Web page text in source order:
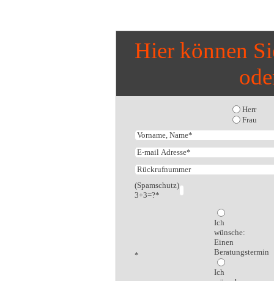
Hier können
Herr
Frau
(Spamschutz)
3+3=?*
*
Ich
wünsche:
Einen
Beratungstermin
Ich